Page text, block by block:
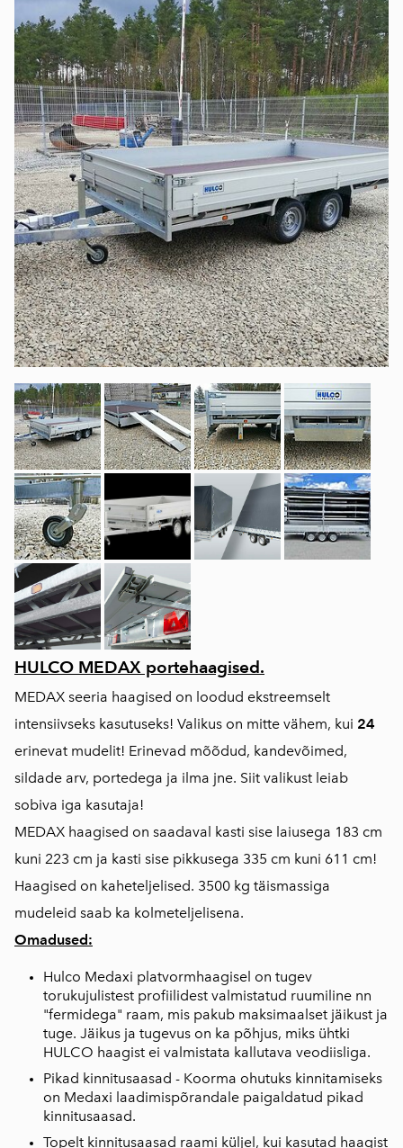
HULCO MEDAX portehaagised.
MEDAX seeria haagised on loodud ekstreemselt
intensiivseks kasutuseks! Valikus on mitte vähem, kui 24
erinevat mudelit! Erinevad mõõdud, kandevõimed,
sildade arv, portedega ja ilma jne. Siit valikust leiab
sobiva iga kasutaja!
MEDAX haagised on saadaval kasti sise laiusega 183 cm
kuni 223 cm ja kasti sise pikkusega 335 cm kuni 611 cm!
Haagised on kaheteljelised. 3500 kg täismassiga
mudeleid saab ka kolmeteljelisena.
Omadused:
Hulco Medaxi platvormhaagisel on tugev
torukujulistest profiilidest valmistatud ruumiline nn
"fermidega" raam, mis pakub maksimaalset jäikust ja
tuge. Jäikus ja tugevus on ka põhjus, miks ühtki
HULCO haagist ei valmistata kallutava veodiisliga.
Pikad kinnitusaasad - Koorma ohutuks kinnitamiseks
on Medaxi laadimispõrandale paigaldatud pikad
kinnitusaasad.
Topelt kinnitusaasad raami küljel, kui kasutad haagist